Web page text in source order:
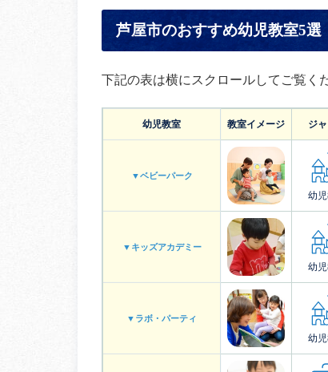
芦屋市のおすすめ幼児教室5選
下記の表は横にスクロールしてご覧く
幼児教室 教室イメージ ジ
▼ベビーパーク
幼
▼キッズアカデミー
幼
▼ラボ・パーティ
幼